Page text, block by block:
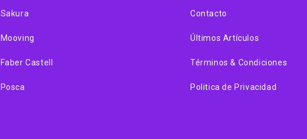
Sakura
Mooving
Faber Castell
Posca
Contacto
Últimos Artículos
Términos & Condiciones
Politica de Privacidad